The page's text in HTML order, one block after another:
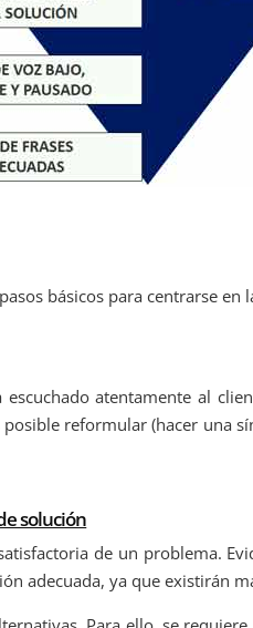
básicos para centrarse en
atentamente al
reformular (hacer una
solución
de un problema.
adecuada, ya que existirán